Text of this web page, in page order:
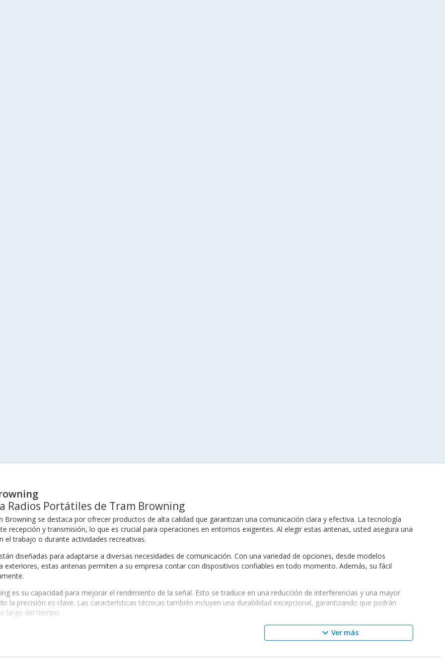
Radios Portátiles de Tram Browning
Browning se destaca por ofrecer productos de alta calidad que garantizan una comunicación clara y efectiva. La tecnología
recepción y transmisión, lo que es crucial para operaciones en entornos exigentes. Al elegir estas antenas, usted asegura una
el trabajo o durante actividades recreativas.
diseñadas para adaptarse a diversas necesidades de comunicación. Con una variedad de opciones, desde modelos
estas antenas permiten a su empresa contar con dispositivos confiables en todo momento. Además, su fácil
es su capacidad para mejorar el rendimiento de la señal. Esto se traduce en una reducción de interferencias y una mayor
la precisión es clave. Las características técnicas también incluyen una durabilidad excepcional, garantizando que podrán
largo del tiempo.
serie de líneas de producto que se adaptan a sus necesidades específicas. Desde antenas más compactas hasta opciones
encuentre el modelo perfecto para sus radios portátiles. Esta variedad implica que se pueden elegir antenas que se alineen
keyboard_arrow_down Ver más